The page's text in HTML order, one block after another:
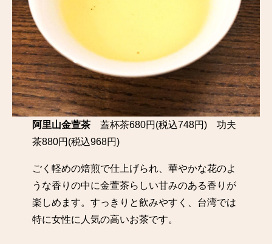
阿里山金萱茶蓋杯茶680円(税込748円) 功夫
茶880円(税込968円)
ごく軽めの焙煎で仕上げられ、華やかな花のよ
うな香りの中に金萱茶らしい甘みのある香りが
楽しめます。すっきりと飲みやすく、台湾では
特に女性に人気の高いお茶です。